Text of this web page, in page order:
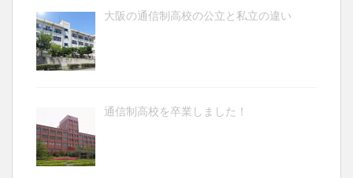
大阪の通信制高校の公立と私立の違い
通信制高校を卒業しました！